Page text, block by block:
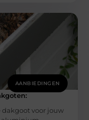
AANBIEDINGEN
dakgoot voor jouw